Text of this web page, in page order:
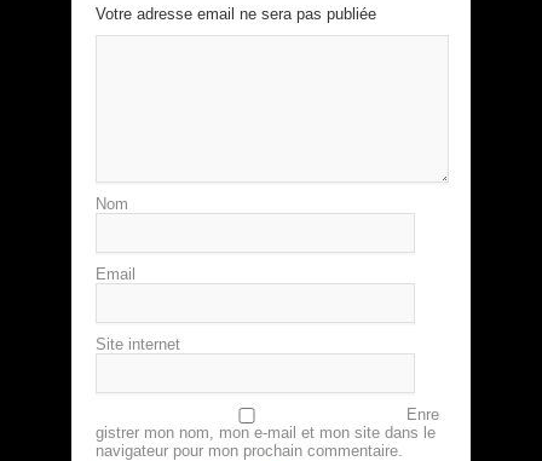
Votre adresse email ne sera pas publiée
Nom
Email
Site internet
Enre
gistrer mon nom, mon e-mail et mon site dans le
navigateur pour mon prochain commentaire.